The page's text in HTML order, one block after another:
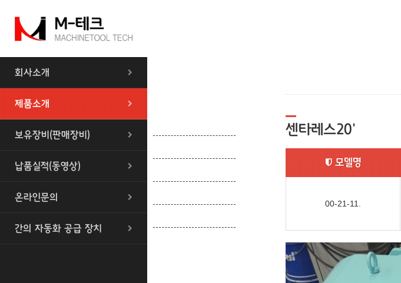
회사소개
제품소개
보유장비(판매장비)
납품실적(동영상)
온라인문의
간의 자동화 공급 장치
센타레스20'
모델명
00-21-11.